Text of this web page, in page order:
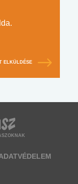
ELKÜLDÉSE